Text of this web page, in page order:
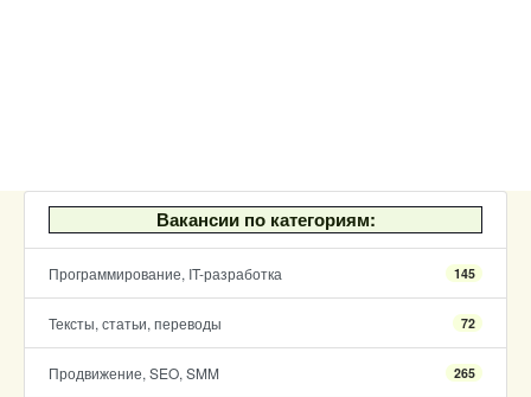
Вакансии по категориям:
Программирование, IT-разработка 145
Тексты, статьи, переводы 72
Продвижение, SEO, SMM 265